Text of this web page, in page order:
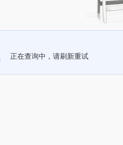
正在查询中，请刷新重试